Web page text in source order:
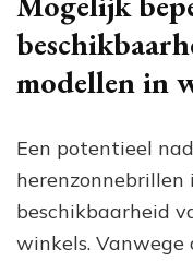
modellen in
Een potentieel
herenzonnebrillen
beschikbaarheid
winkels.